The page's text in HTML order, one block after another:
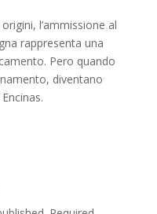
l’ammissione al
rappresenta una
Pero quando
diventano